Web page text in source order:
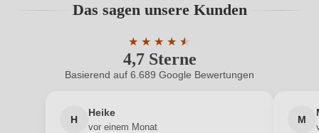
Alkoholgehalt in %
Auszeichnungen
Geographische Angabe
Das sagen unsere Kunden
4,7 Sterne
★ ★ ★ ★ ★
★
Durchschnittliche Bewertung von 4.7
Basierend auf 6.689 Google Bewertungen
H
Heike
vor einem Monat
M